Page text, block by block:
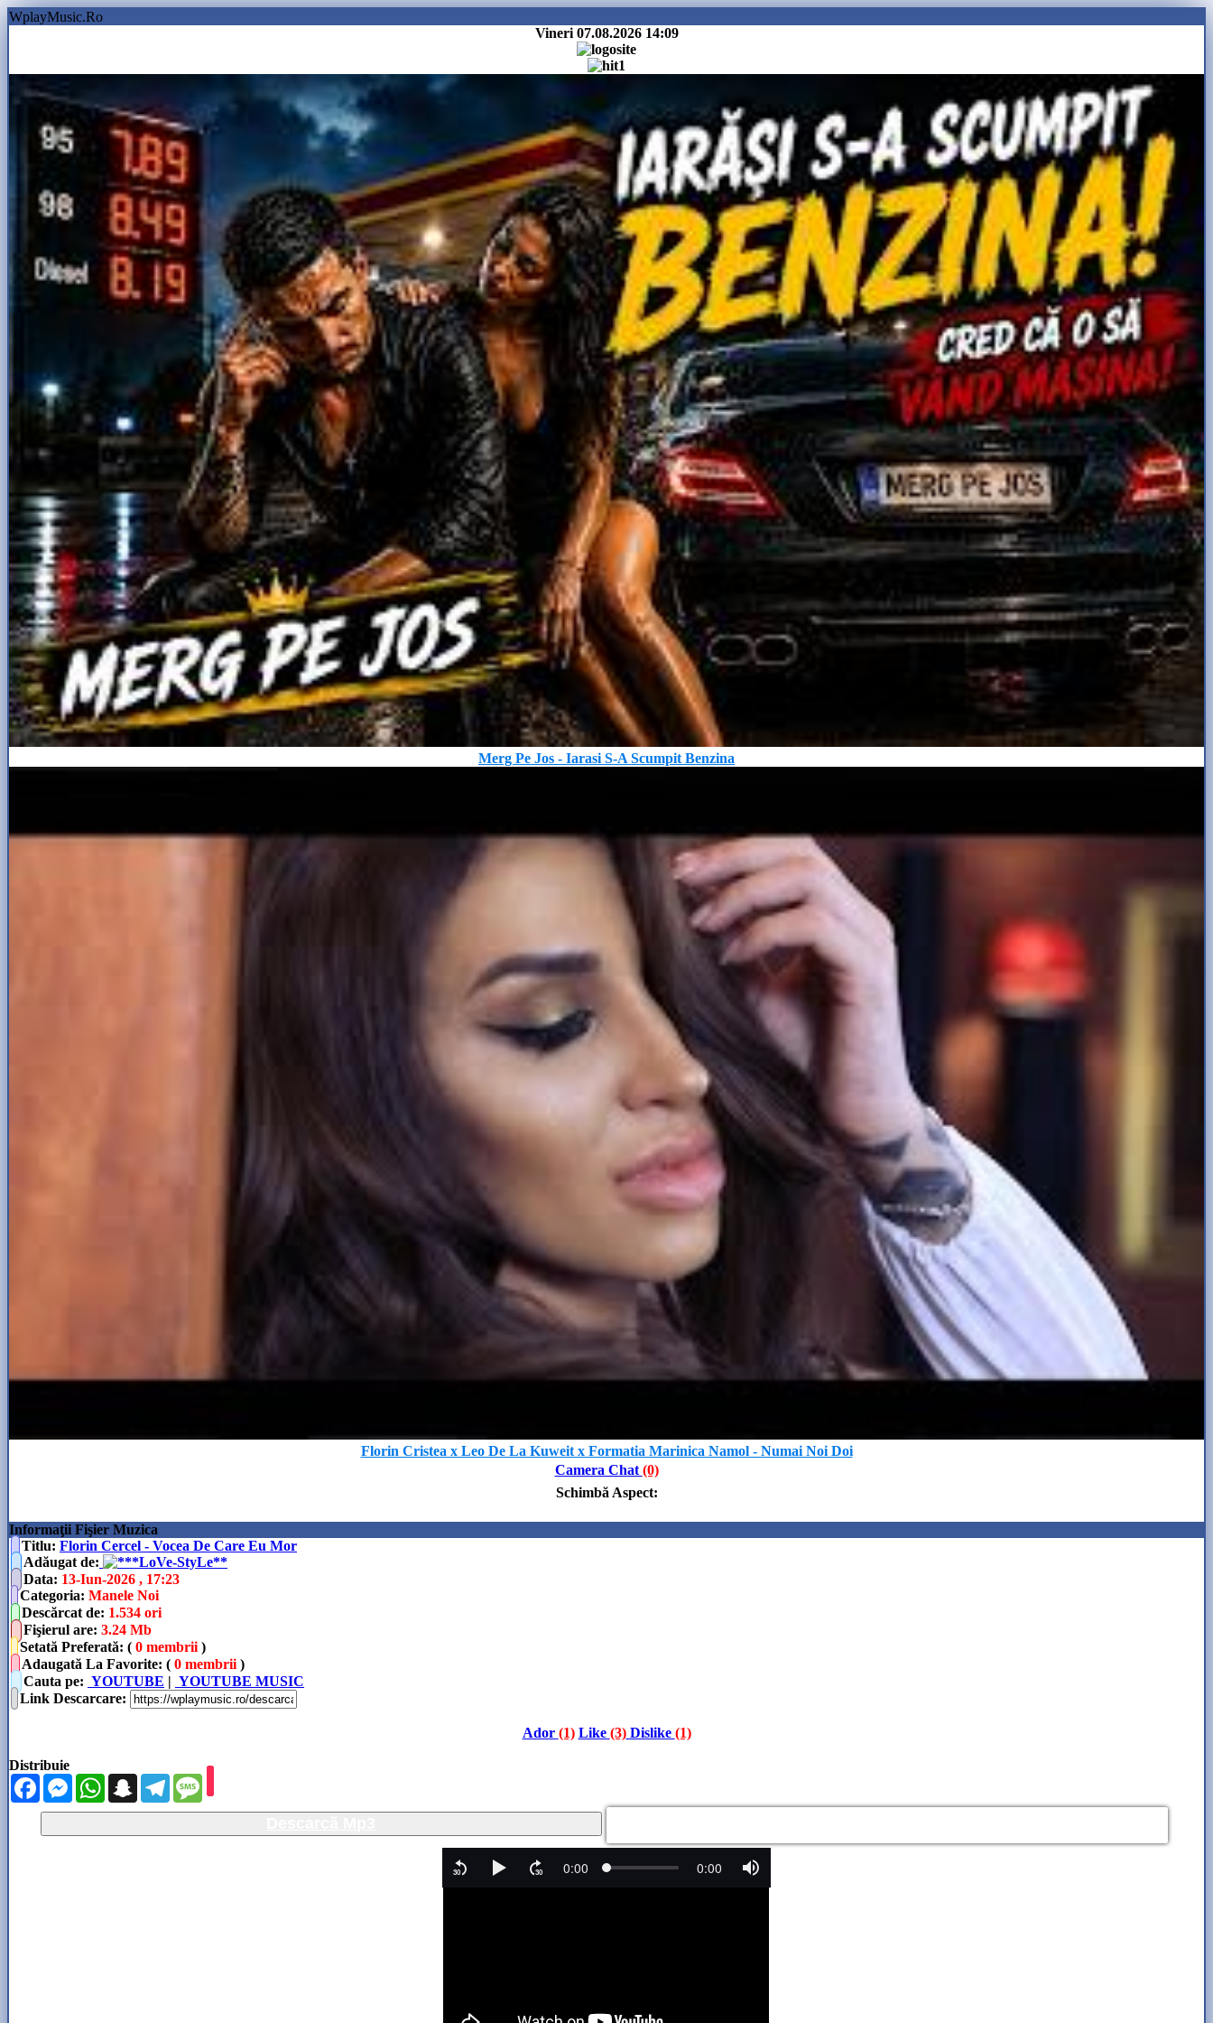
WplayMusic.Ro
Vineri 07.08.2026 14:09
Merg Pe Jos - Iarasi S-A Scumpit Benzina
Florin Cristea x Leo De La Kuweit x Formatia Marinica Namol - Numai Noi Doi
Camera Chat (0)
Schimbă Aspect:
Informaţii Fişier Muzica
Titlu: Florin Cercel - Vocea De Care Eu Mor
Adăugat de:
**LoVe-StyLe**
Data: 13-Iun-2026 , 17:23
Categoria: Manele Noi
Descărcat de: 1.534 ori
Fişierul are: 3.24 Mb
Setată Preferată: ( 0 membrii )
Adaugată La Favorite: ( 0 membrii )
Cauta pe: YOUTUBE | YOUTUBE MUSIC
Link Descarcare:
Ador (1) Like (3)Dislike (1)
Distribuie
FacebookMessengerWhatsAppSnapchatTelegram